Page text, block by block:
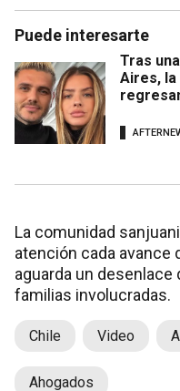
Puede interesarte
Tras
Aires, la
La comunidad
atención cada avance
aguarda un desenlace
familias involucradas.
Chile Video
Ahogados